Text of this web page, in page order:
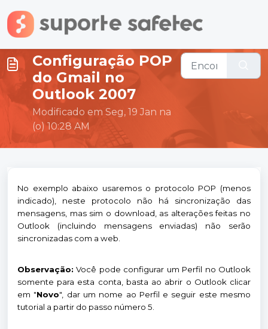
Ir para o conteúdo principal
Configuração POP
do Gmail no
Outlook 2007
Modificado em Seg, 19 Jan na
(o) 10:28 AM
No exemplo abaixo usaremos o protocolo POP (menos
indicado), neste protocolo não há sincronização das
mensagens, mas sim o download, as alterações feitas no
Outlook (incluindo mensagens enviadas) não serão
sincronizadas com a web.
Observação: Você pode configurar um Perfil no Outlook
somente para esta conta, basta ao abrir o Outlook clicar
em "Novo", dar um nome ao Perfil e seguir este mesmo
tutorial a partir do passo número 5.